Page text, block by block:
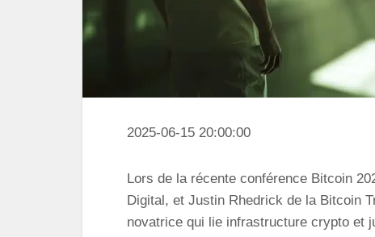
2025-06-15 20:00:00
Lors de la récente conférence Bitcoin
Digital, et Justin Rhedrick de la Bitcoin
novatrice qui lie infrastructure crypto et